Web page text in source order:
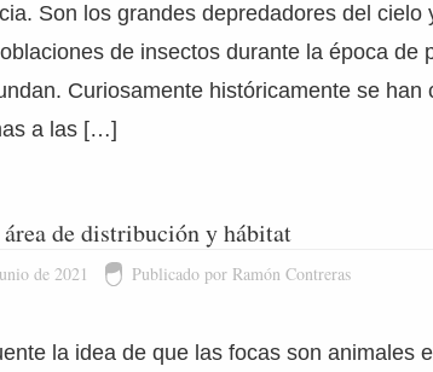
Son los grandes depredadores del
de insectos durante la época de
Curiosamente históricamente se
a las […]
de distribución y hábitat
de 2021 Publicado por Ramón Contreras
la idea de que las focas son animales